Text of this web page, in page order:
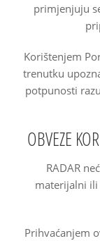
primjenjuju
Korištenjem
trenutku
potpunosti
OBVEZE
RADAR
materijalni
Prihvaćanjem